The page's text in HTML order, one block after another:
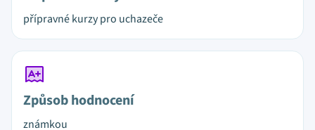
přípravné kurzy pro uchazeče
Způsob hodnocení
známkou